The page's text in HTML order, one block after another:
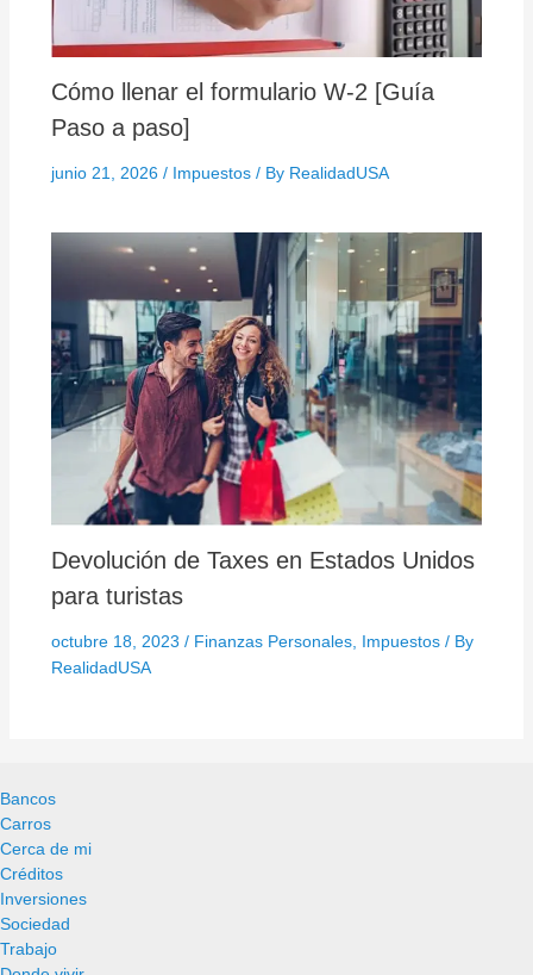
Cómo llenar el formulario W-2 [Guía
Paso a paso]
junio 21, 2026 / Impuestos/ By RealidadUSA
Devolución de Taxes en Estados Unidos
para turistas
octubre 18, 2023 / Finanzas Personales, Impuestos/ By
RealidadUSA
Bancos
Carros
Cerca de mi
Créditos
Inversiones
Sociedad
Trabajo